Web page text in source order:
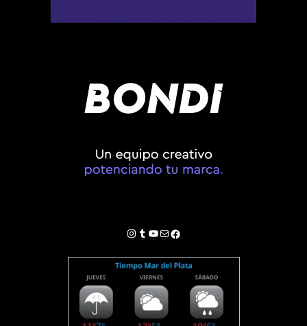
Instagram
Tumblr
YouTube
Correo electrónico
Facebook